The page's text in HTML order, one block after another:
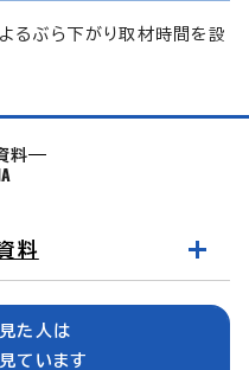
るぶら下がり取材時間を設
料
料
た人は
ています